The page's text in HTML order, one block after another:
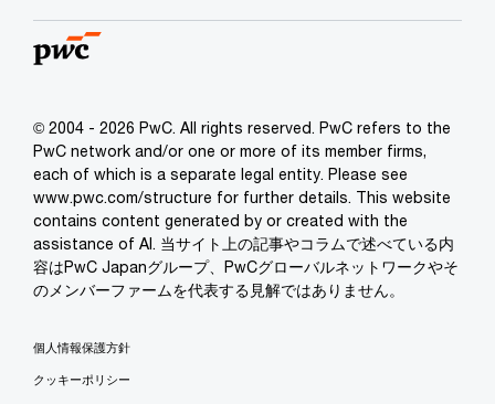
© 2004 - 2026 PwC. All rights reserved. PwC refers to the
PwC network and/or one or more of its member firms,
each of which is a separate legal entity. Please see
www.pwc.com/structure for further details. This website
contains content generated by or created with the
assistance of AI. 当サイト上の記事やコラムで述べている内
容はPwC Japanグループ、PwCグローバルネットワークやそ
のメンバーファームを代表する見解ではありません。
個人情報保護方針
クッキーポリシー